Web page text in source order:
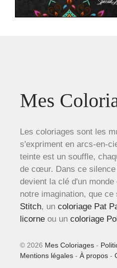
Mes
Les coloriages sont les
s'expriment en arcs-en-
teinte est un souffle,
de cœur. Dans ce
devient la clé d'un
notre imagination, que ce
Stitch, un coloriage Pat
licorne ou un coloriage
© 2026 Mes Coloriages -
Mentions légales - À propos -